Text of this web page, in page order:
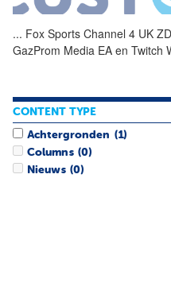
... Fox Sports Channel 4 UK
GazProm Media EA en Twitch
CONTENT TYPE
Achtergronden (1)
Columns (0)
Nieuws (0)